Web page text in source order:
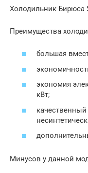
Холодильник Бирюса
Преимущества
большая
экономия
кВт;
качественный
Минусов у данной